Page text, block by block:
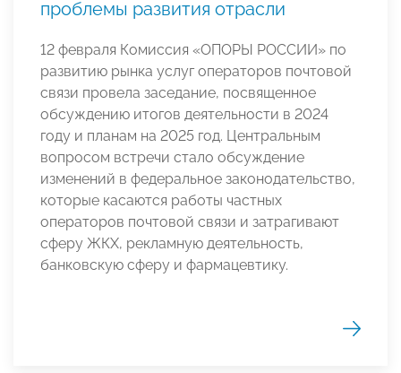
проблемы развития отрасли
12 февраля Комиссия «ОПОРЫ РОССИИ» по
развитию рынка услуг операторов почтовой
связи провела заседание, посвященное
обсуждению итогов деятельности в 2024
году и планам на 2025 год. Центральным
вопросом встречи стало обсуждение
изменений в федеральное законодательство,
которые касаются работы частных
операторов почтовой связи и затрагивают
сферу ЖКХ, рекламную деятельность,
банковскую сферу и фармацевтику.